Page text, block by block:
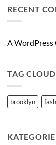
RECENT
A WordPress
TAG CLOUD
brooklyn